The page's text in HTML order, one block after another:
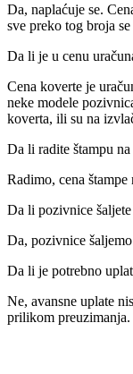
Da, naplaćuje se.
sve preko tog broja
Da li je u cenu
Cena koverte je
neke modele
koverta, ili su na
Da li radite štampu
Radimo, cena
Da li pozivnice šaljete
Da, pozivnice
Da li je potrebno
Ne, avansne uplate
prilikom preuzimanja.